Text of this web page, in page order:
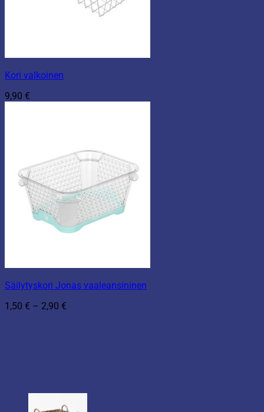
Kori valkoinen
9,90 €
Säilytyskori Jonas vaaleansininen
1,50 € – 2,90 €